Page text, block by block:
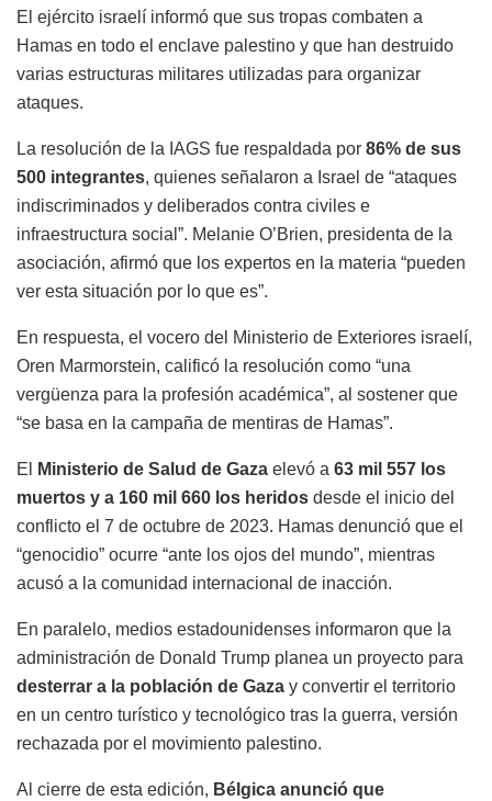
El ejército israelí informó que sus tropas combaten a
Hamas en todo el enclave palestino y que han destruido
varias estructuras militares utilizadas para organizar
ataques.
La resolución de la IAGS fue respaldada por 86% de sus
500 integrantes, quienes señalaron a Israel de “ataques
indiscriminados y deliberados contra civiles e
infraestructura social”. Melanie O’Brien, presidenta de la
asociación, afirmó que los expertos en la materia “pueden
ver esta situación por lo que es”.
En respuesta, el vocero del Ministerio de Exteriores israelí,
Oren Marmorstein, calificó la resolución como “una
vergüenza para la profesión académica”, al sostener que
“se basa en la campaña de mentiras de Hamas”.
El Ministerio de Salud de Gaza elevó a 63 mil 557 los
muertos y a 160 mil 660 los heridos desde el inicio del
conflicto el 7 de octubre de 2023. Hamas denunció que el
“genocidio” ocurre “ante los ojos del mundo”, mientras
acusó a la comunidad internacional de inacción.
En paralelo, medios estadounidenses informaron que la
administración de Donald Trump planea un proyecto para
desterrar a la población de Gaza y convertir el territorio
en un centro turístico y tecnológico tras la guerra, versión
rechazada por el movimiento palestino.
Al cierre de esta edición, Bélgica anunció que